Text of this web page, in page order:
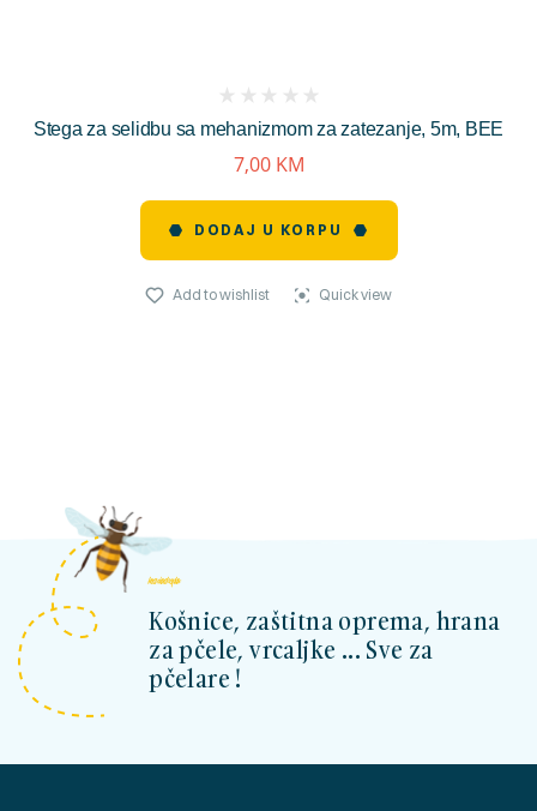
Stega za selidbu sa mehanizmom za zatezanje, 5m, BEE
reviews)
7,00 KM
DODAJ U KORPU
Add to wishlist Quick view
kosnicashop.ba
Košnice, zaštitna oprema, hrana
za pčele, vrcaljke ... Sve za
pčelare !